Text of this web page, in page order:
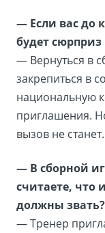
— Если вас до
будет
— Вернуться в
закрепиться в
национальную
приглашения.
вызов не станет.
— В сборной
считаете, что
должны звать?
— Тренер